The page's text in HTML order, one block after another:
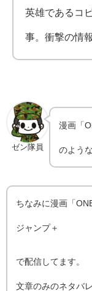
英雄であるコ
事。衝撃の情
ゼン隊員
漫画「
のよう
ちなみに漫画「
ジャンプ＋
で配信してます。
文章のみのネタバ